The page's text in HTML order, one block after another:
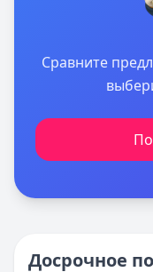
Сравните
Досрочное